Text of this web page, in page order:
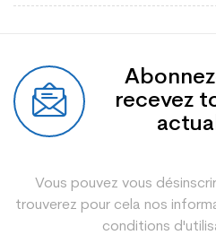
recevez
Vous pouvez vous
trouverez pour cela nos
conditions